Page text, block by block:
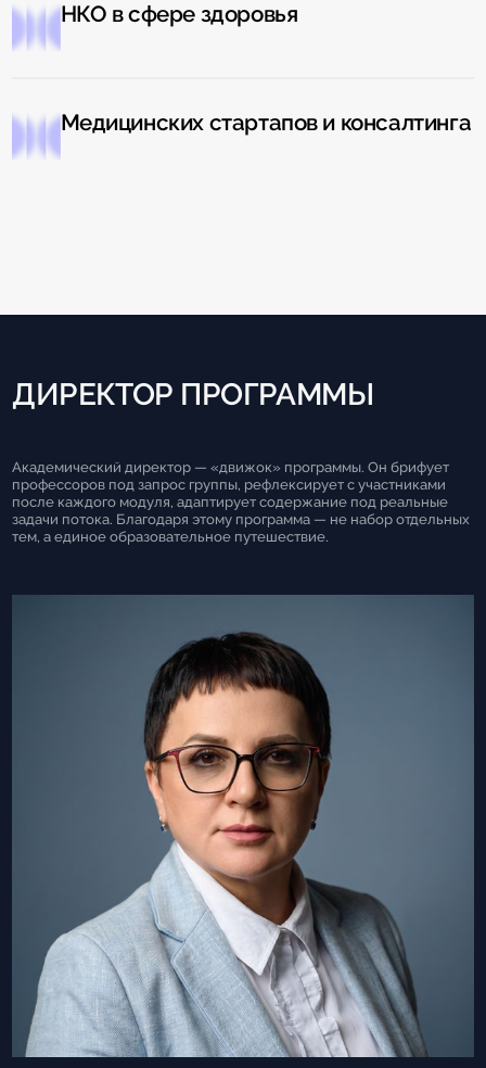
НКО в сфере здоровья
Медицинских стартапов и консалтинга
ДИРЕКТОР ПРОГРАММЫ
Академический директор — «движок» программы. Он брифует
профессоров под запрос группы, рефлексирует с участниками
после каждого модуля, адаптирует содержание под реальные
задачи потока. Благодаря этому программа — не набор отдельных
тем, а единое образовательное путешествие.